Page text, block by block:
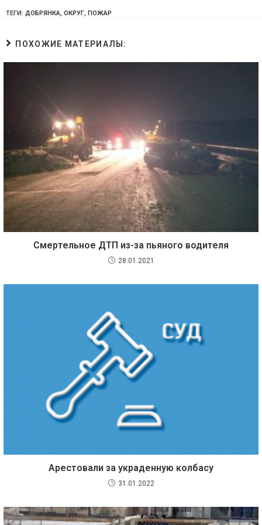
ТЕГИ: ДОБРЯНКА, ОКРУГ, ПОЖАР
ПОХОЖИЕ МАТЕРИАЛЫ:
Смертельное ДТП из-за пьяного водителя
28.01.2021
Арестовали за украденную колбасу
31.01.2022